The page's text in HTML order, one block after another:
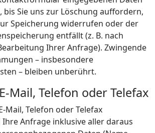
bis Sie uns zur Löschung auffordern,
Speicherung widerrufen oder der
entfällt (z. B. nach
Ihrer Anfrage). Zwingende
– insbesondere
– bleiben unberührt.
Mail, Telefon oder Telefax
Mail, Telefon oder Telefax
Anfrage inklusive aller daraus